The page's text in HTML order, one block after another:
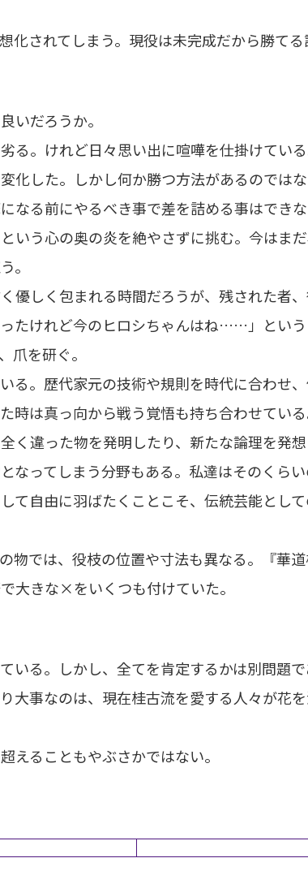
化されてしまう。現役は未完成だから勝てる
いだろうか。
る。けれど日々思い出に喧嘩を仕掛けてい
化した。しかし何か勝つ方法があるのでは
なる前にやるべき事で差を詰める事はでき
いう心の奥の炎を絶やさずに挑む。今はま
。
優しく包まれる時間だろうが、残された者
たけれど今のヒロシちゃんはね……」とい
爪を研ぐ。
る。歴代家元の技術や規則を時代に合わせ
時は真っ向から戦う覚悟も持ち合わせてい
く違った物を発明したり、新たな論理を発想
なってしまう分野もある。私達はそのくら
て自由に羽ばたくことこそ、伝統芸能とし
物では、役枝の位置や寸法も異なる。『華
大きな×をいくつも付けていた。
いる。しかし、全てを肯定するかは別問題
大事なのは、現在桂古流を愛する人々が花
えることもやぶさかではない。